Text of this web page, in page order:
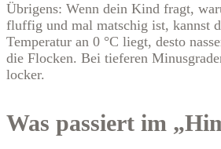
Übrigens: Wenn dein Kind fragt,
fluffig und mal matschig ist, kannst
Temperatur an 0 °C liegt, desto
die Flocken. Bei tieferen
locker.
Was passiert im